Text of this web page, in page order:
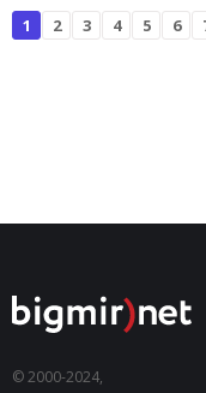
1 2 3 4 5 6
© 2000-2024,